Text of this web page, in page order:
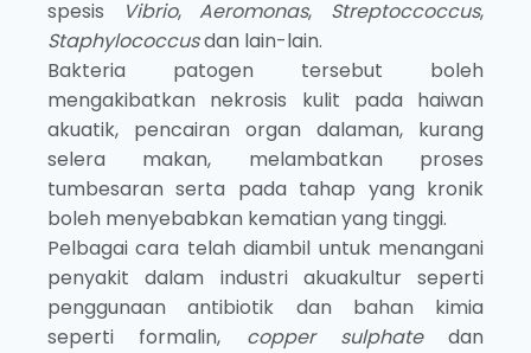
spesis
Vibrio,Aeromonas, Streptoccoccus,
Staphylococcusdan lain-lain.
Bakteria patogen tersebut boleh
mengakibatkan nekrosis kulit pada haiwan
akuatik, pencairan organ dalaman, kurang
selera makan, melambatkan proses
tumbesaran serta pada tahap yang kronik
boleh menyebabkan kematian yang tinggi.
Pelbagai cara telah diambil untuk menangani
penyakit dalam industri akuakultur seperti
penggunaan antibiotik dan bahan kimia
seperti formalin, copper sulphate dan